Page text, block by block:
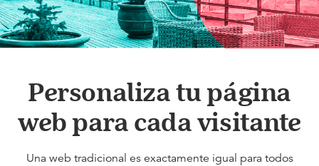
Personaliza tu página
web para cada visitante
Una web tradicional es exactamente igual para todos